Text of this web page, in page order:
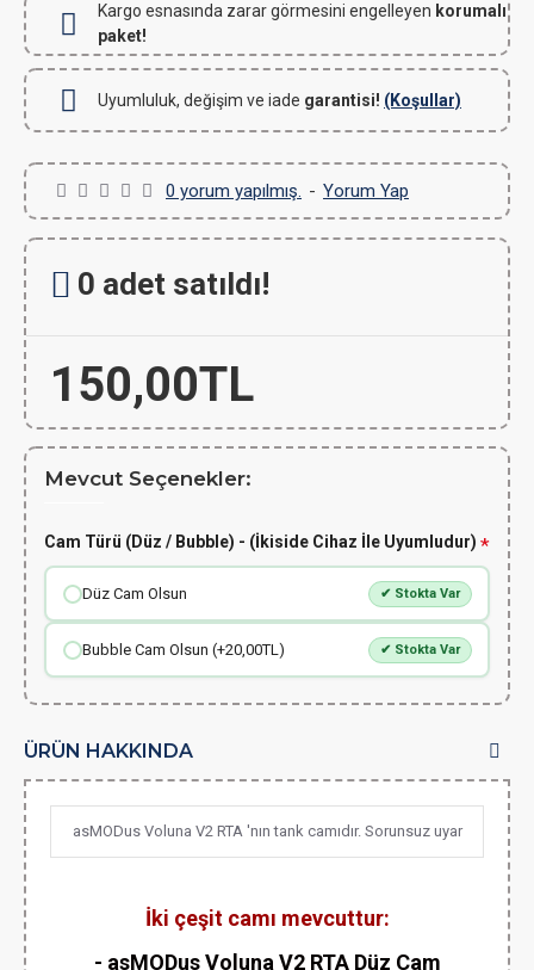
Kargo esnasında zarar görmesini engelleyen korumalı
paket!
Uyumluluk, değişim ve iade garantisi! (Koşullar)
0 yorum yapılmış. - Yorum Yap
150,00TL
0 adet satıldı!
Mevcut Seçenekler:
Cam Türü (Düz / Bubble) - (İkiside Cihaz İle Uyumludur)
Düz Cam Olsun ✔ Stokta Var
Bubble Cam Olsun (+20,00TL) ✔ Stokta Var
ÜRÜN HAKKINDA
asMODus Voluna V2 RTA 'nın tank camıdır. Sorunsuz uyar
İki çeşit camı mevcuttur:
- asMODus Voluna V2 RTA Düz Cam